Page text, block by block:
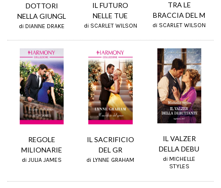
DOTTORI
NELLA GIUNGL
di DIANNE DRAKE
IL FUTURO
NELLE TUE
di SCARLET WILSON
TRA LE
BRACCIA DEL M
di SCARLET WILSON
REGOLE
MILIONARIE
di JULIA JAMES
IL SACRIFICIO
DEL GR
di LYNNE GRAHAM
IL VALZER
DELLA DEBU
di MICHELLE
STYLES